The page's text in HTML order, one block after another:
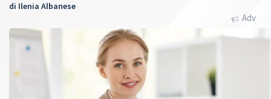
di Ilenia Albanese
Adv